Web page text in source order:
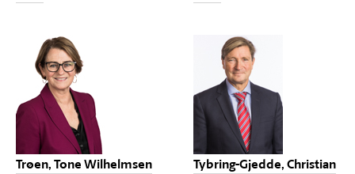
Trøen, Tone Wilhelmsen Tybring-Gjedde, Christian